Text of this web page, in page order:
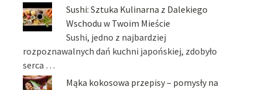
Sushi: Sztuka Kulinarna z Dalekiego
Wschodu w Twoim Mieście
Sushi, jedno z najbardziej
rozpoznawalnych dań kuchni japońskiej, zdobyło
serca …
Mąka kokosowa przepisy – pomysły na